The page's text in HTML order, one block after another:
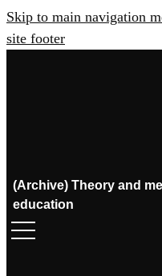
Skip to main navigation
site footer
(Archive) Theory and
education